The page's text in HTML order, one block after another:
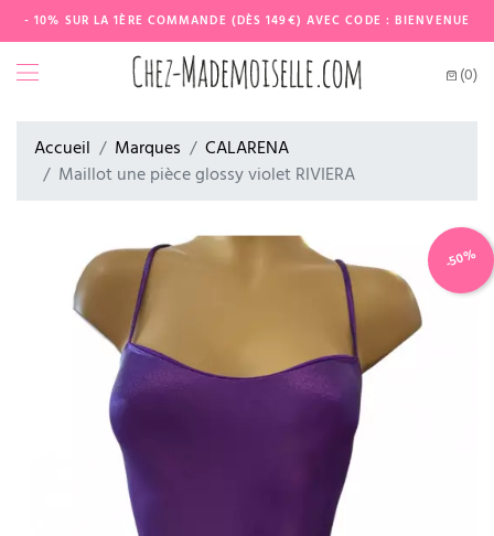
- 10% SUR LA 1ÈRE COMMANDE (DÈS 149€) AVEC CODE : BIENVENUE
(0)
Accueil Marques
CALARENA
Maillot une pièce glossy violet RIVIERA
-50%